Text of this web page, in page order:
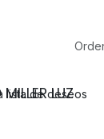
LUZ
lista de deseos